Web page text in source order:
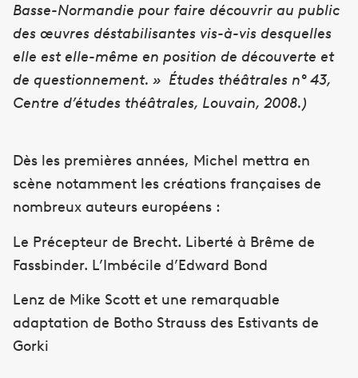
Basse-Normandie pour faire découvrir au public
des œuvres déstabilisantes vis-à-vis desquelles
elle est elle-même en position de découverte et
de questionnement. » Études théâtrales n° 43,
Centre d’études théâtrales, Louvain, 2008.)
Dès les premières années, Michel mettra en
scène notamment les créations françaises de
nombreux auteurs européens :
Le Précepteur de Brecht. Liberté à Brême de
Fassbinder. L’Imbécile d’Edward Bond
Lenz de Mike Scott et une remarquable
adaptation de Botho Strauss des Estivants de
Gorki